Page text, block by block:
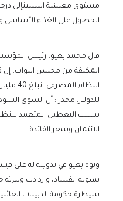
الحصول على الغذاء الأساسي
قال محمد بعيو، رئيس
المكلفة من مجلس النواب، إن
النظام المصرفي، تبلغ 40 مليار دينار أو أكثر، تُغذي
للدولار. محذرا: أن السوق
الائتمان وسعر الفائدة.
ونوه بعيو في تدوينة له على
يشوبه الفساد، وازدادت وتيرته
سيطرة حكومة الدبيبات